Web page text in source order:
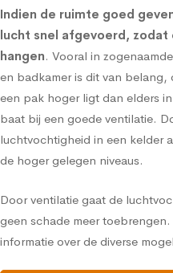
Indien de ruimte goed
lucht snel afgevoerd,
hangen. Vooral in
en badkamer is dit van
een pak hoger ligt dan elders
baat bij een goede ventilatie.
luchtvochtigheid in een kelder
de hoger gelegen niveaus.
Door ventilatie gaat de
geen schade meer toebrengen.
informatie over de diverse